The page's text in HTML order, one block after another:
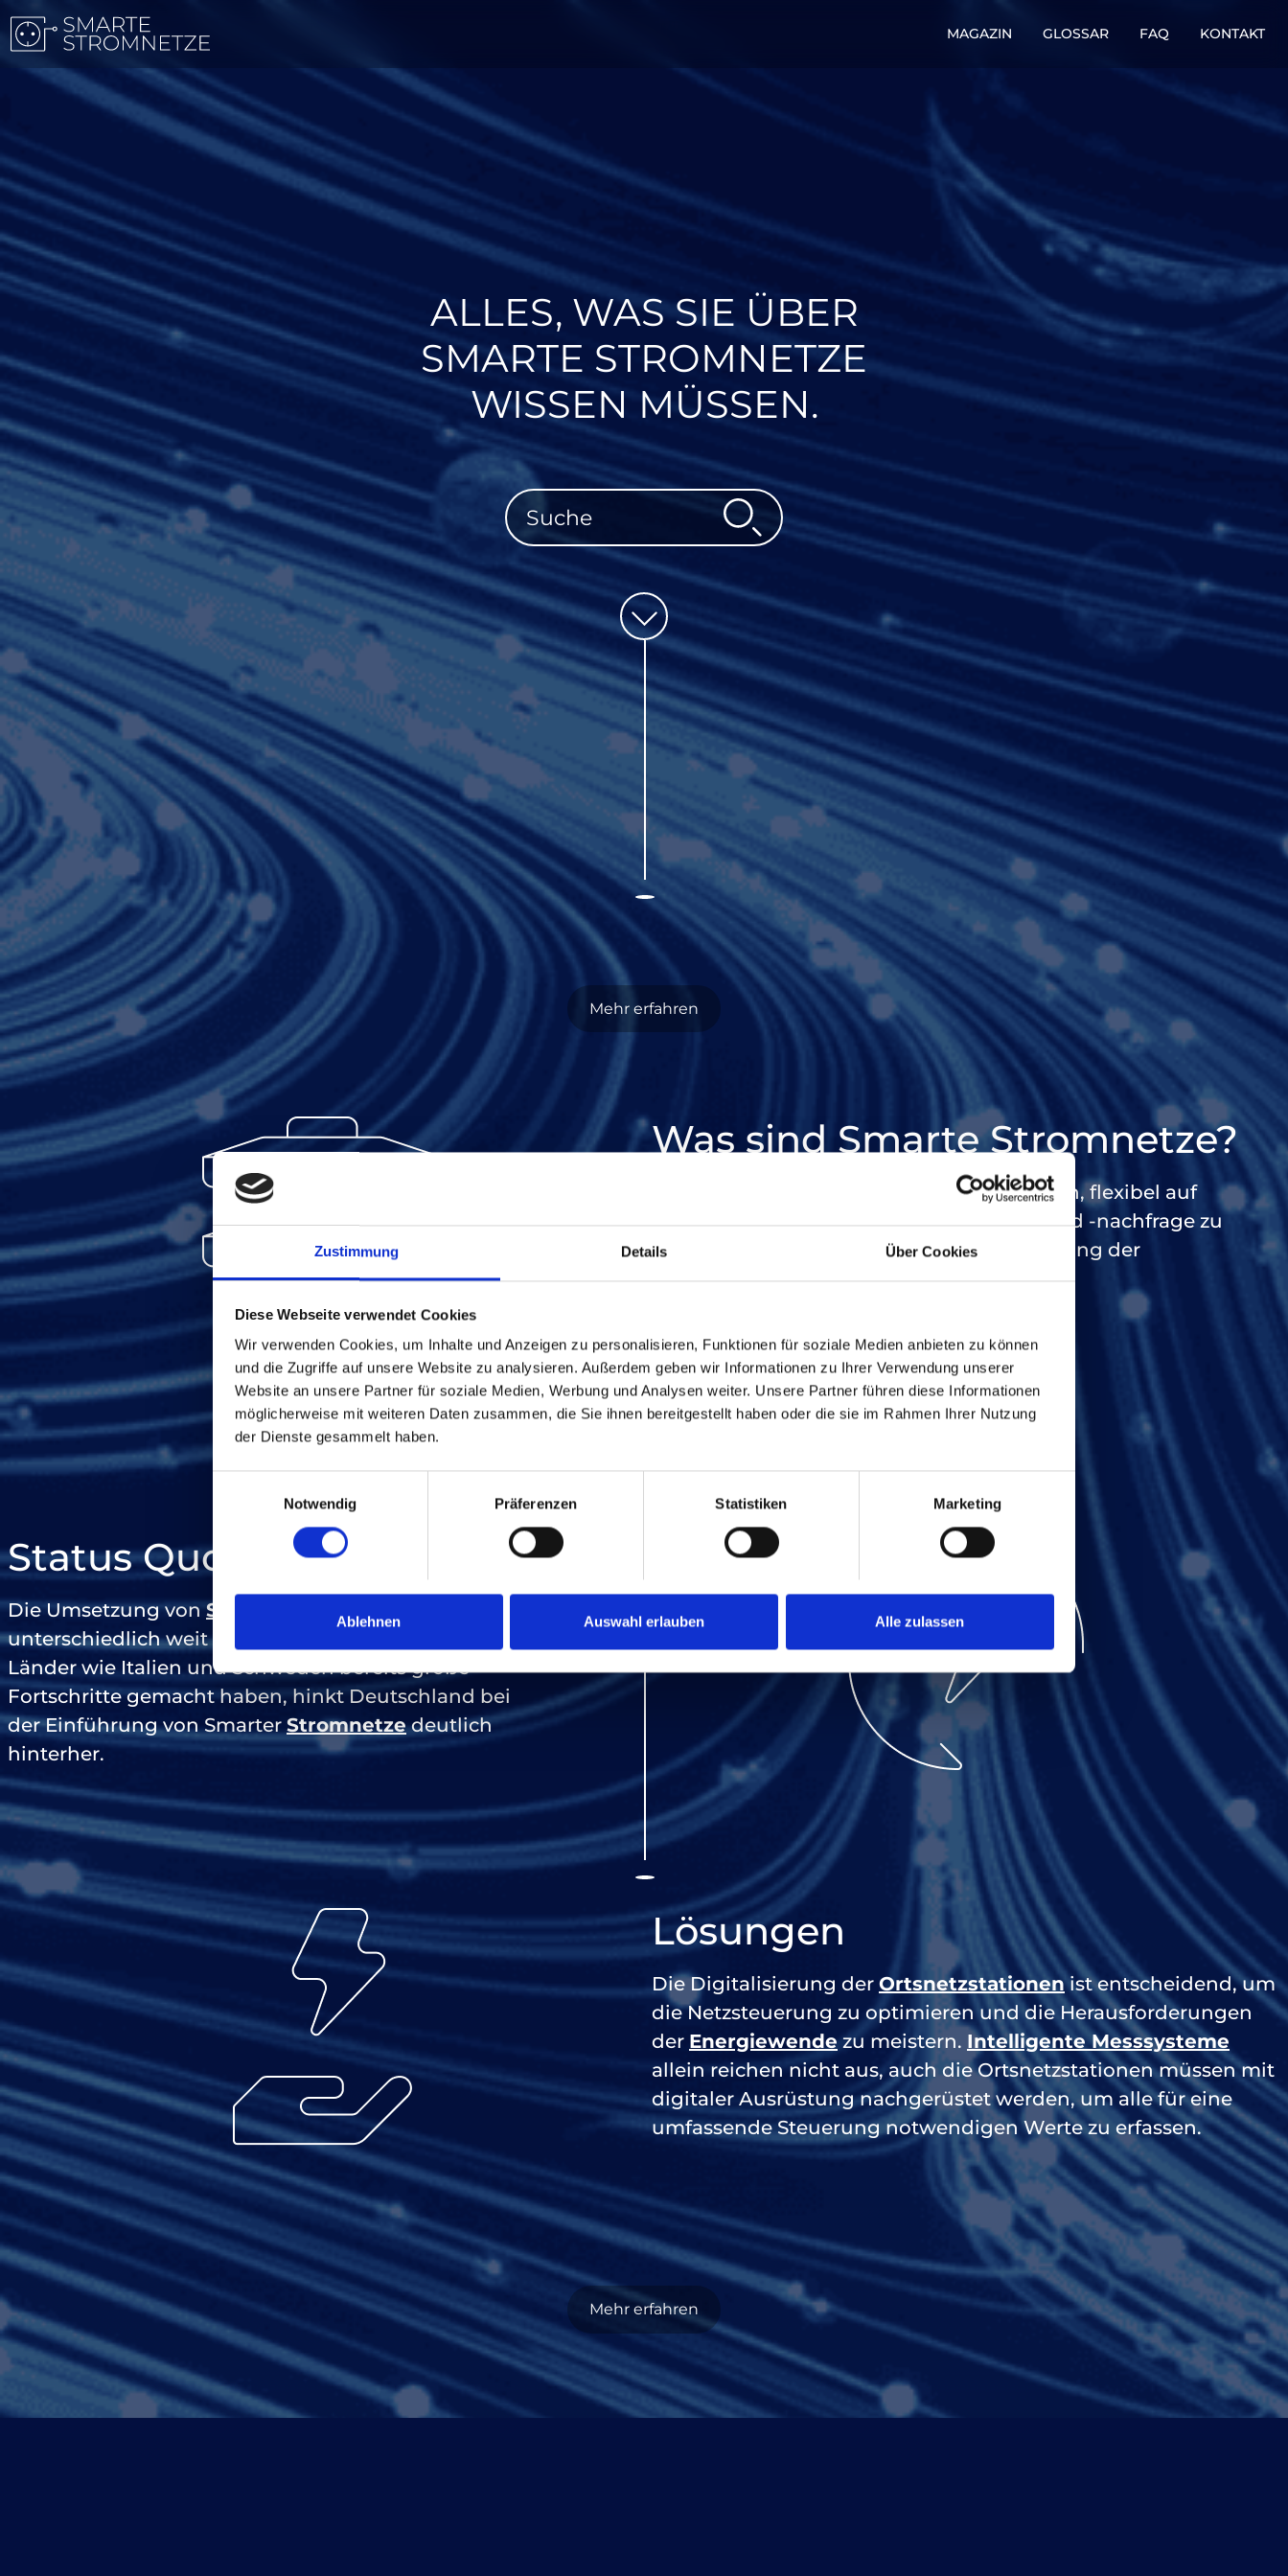
Zustimmung Details Über Cookies
Diese Webseite verwendet Cookies
Wir verwenden Cookies, um Inhalte und Anzeigen zu personalisieren, Funktionen für soziale Medien anbieten zu können
und die Zugriffe auf unsere Website zu analysieren. Außerdem geben wir Informationen zu Ihrer Verwendung unserer
Website an unsere Partner für soziale Medien, Werbung und Analysen weiter. Unsere Partner führen diese Informationen
möglicherweise mit weiteren Daten zusammen, die Sie ihnen bereitgestellt haben oder die sie im Rahmen Ihrer Nutzung
der Dienste gesammelt haben.
Notwendig
Präferenzen Statistiken Marketing
Ablehnen Auswahl erlauben Alle zulassen
MAGAZIN GLOSSAR FAQ KONTAKT
ALLES, WAS SIE ÜBER
SMARTE STROMNETZE
WISSEN MÜSSEN.
Mehr erfahren
Was sind Smarte Stromnetze?
ermöglichen es Netzbetreibern, flexibel auf
Schwankungen in der Stromerzeugung und -nachfrage zu
reagieren, was für die erfolgreiche Umsetzung der
Energiewendevon großer Bedeutung ist.
Status Quo
Die Umsetzung von Smart Grids
ist weltweit
unterschiedlich weit fortgeschritten. Während einige
Länder wie Italien und Schweden bereits große
Fortschritte gemacht haben, hinkt Deutschland bei
der Einführung von Smarter Stromnetzedeutlich
hinterher.
Lösungen
Die Digitalisierung der Ortsnetzstationenist entscheidend, um
die Netzsteuerung zu optimieren und die Herausforderungen
der Energiewendezu meistern. Intelligente Messsysteme
allein reichen nicht aus, auch die Ortsnetzstationen müssen mit
digitaler Ausrüstung nachgerüstet werden, um alle für eine
umfassende Steuerung notwendigen Werte zu erfassen.
Mehr erfahren